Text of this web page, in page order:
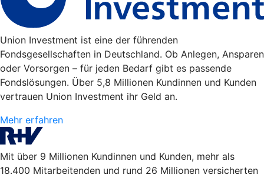
Union Investment ist eine der führenden
Fondsgesellschaften in Deutschland. Ob Anlegen, Ansparen
oder Vorsorgen – für jeden Bedarf gibt es passende
Fondslösungen. Über 5,8 Millionen Kundinnen und Kunden
vertrauen Union Investment ihr Geld an.
Mehr erfahren
Mit über 9 Millionen Kundinnen und Kunden, mehr als
18.400 Mitarbeitenden und rund 26 Millionen versicherten